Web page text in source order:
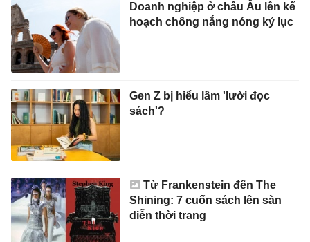
Doanh nghiệp ở châu Âu lên kế
hoạch chống nắng nóng kỷ lục
Gen Z bị hiểu lầm 'lười đọc
sách'?
Từ Frankenstein đến The
Shining: 7 cuốn sách lên sàn
diễn thời trang